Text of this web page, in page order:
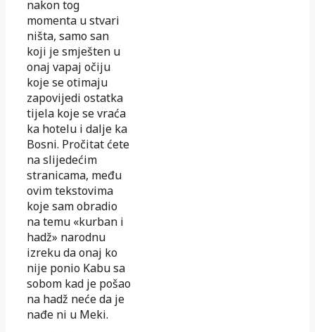
nakon tog
momenta u stvari
ništa, samo san
koji je smješten u
onaj vapaj očiju
koje se otimaju
zapovijedi ostatka
tijela koje se vraća
ka hotelu i dalje ka
Bosni. Pročitat ćete
na slijedećim
stranicama, među
ovim tekstovima
koje sam obradio
na temu «kurban i
hadž» narodnu
izreku da onaj ko
nije ponio Kabu sa
sobom kad je pošao
na hadž neće da je
nađe ni u Meki.